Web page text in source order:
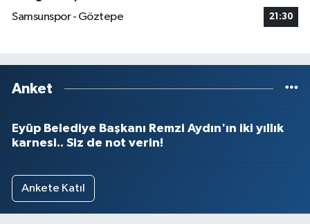
Samsunspor - Göztepe
21:30
Anket
Eyüp Belediye Başkanı Remzi Aydın'ın iki yıllık
karnesi.. Siz de not verin!
Ankete Katıl